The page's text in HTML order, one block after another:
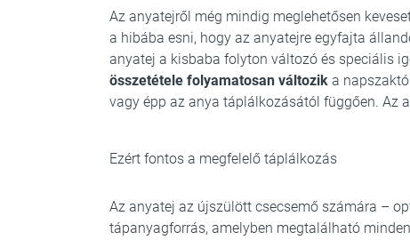
Az anyatejről még mindig meglehetősen
a hibába esni, hogy az anyatejre egyfajta
anyatej a kisbaba folyton változó és speciális
összetétele folyamatosan változik a
vagy épp az anya táplálkozásától függően. Az
Ezért fontos a megfelelő táplálkozás
Az anyatej az újszülött csecsemő számára –
tápanyagforrás, amelyben megtalálható